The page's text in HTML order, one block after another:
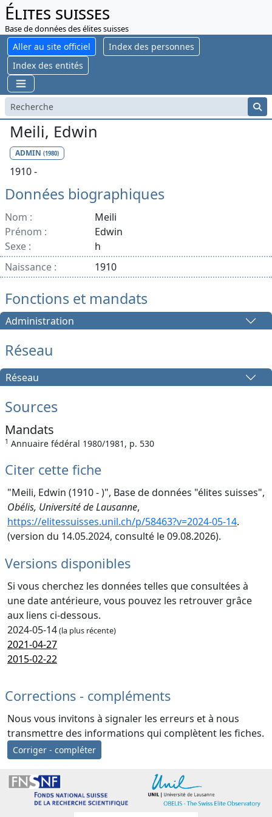
Élites suisses
Base de données des élites suisses
Aller au site officiel
Index des personnes
Index des entités
Meili, Edwin
ADMIN (1980)
1910 -
Données biographiques
Nom :
Meili
Prénom :
Edwin
Sexe :
h
Naissance :
1910
Fonctions et mandats
Administration
Réseau
Réseau
Sources
Mandats
1 Annuaire fédéral 1980/1981, p. 530
Citer cette fiche
"Meili, Edwin (1910 - )", Base de données "élites suisses",
Obélis, Université de Lausanne,
https://elitessuisses.unil.ch/p/58463?v=2024-05-14.
(version du 14.05.2024, consulté le 09.08.2026).
Versions disponibles
Si vous cherchez les données telles que consultées à
une date antérieure, vous pouvez les retrouver grâce
aux liens ci-dessous.
2024-05-14(la plus récente)
2021-04-27
2015-02-22
Corrections - compléments
Nous vous invitons à signaler les erreurs et à nous
transmettre des informations qui complètent les fiches.
Corriger - compléter